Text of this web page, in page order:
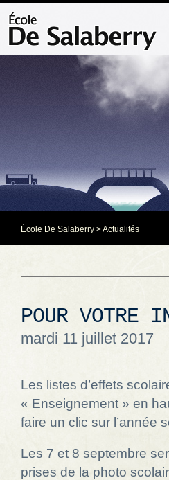
École De Salaberry >Actualités
POUR VOTRE
mardi 11 juillet 2017
Les listes d’effets
« Enseignement » en
faire un clic sur l’année
Les 7 et 8 septembre
prises de la photo